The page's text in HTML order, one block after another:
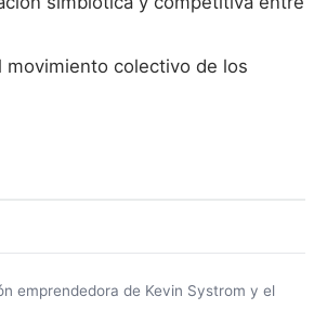
movimiento colectivo de los
emprendedora de Kevin Systrom y el